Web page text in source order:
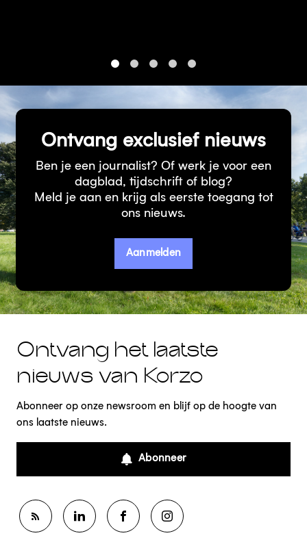
Ontvang exclusief nieuws
Ben je een journalist? Of werk je voor een
dagblad, tijdschrift of blog?
Meld je aan en krijg als eerste toegang tot
ons nieuws.
Aanmelden
Ontvang het laatste
nieuws van Korzo
Abonneer op onze newsroom en blijf op de hoogte van
ons laatste nieuws.
Abonneer